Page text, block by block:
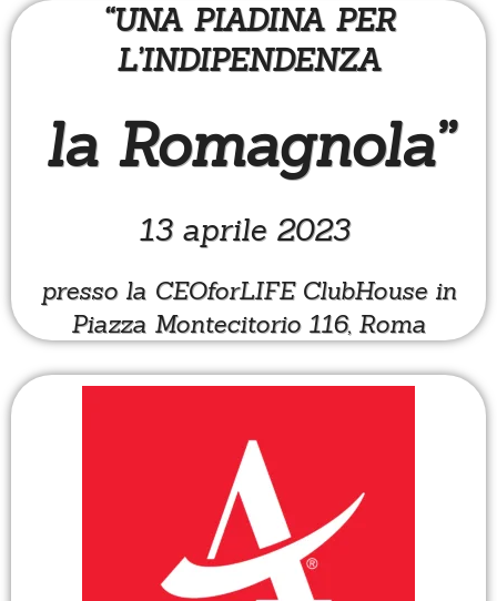
“UNA PIADINA PER
L’INDIPENDENZA
la Romagnola”
13 aprile 2023
presso la CEOforLIFE ClubHouse in
Piazza Montecitorio 116, Roma